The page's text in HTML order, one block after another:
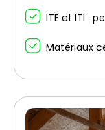
ITE et ITI :
Matériaux